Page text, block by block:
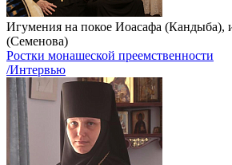
Игумения на покое Иоасафа (Кандыба),
(Семенова)
Ростки монашеской преемственности
/Интервью